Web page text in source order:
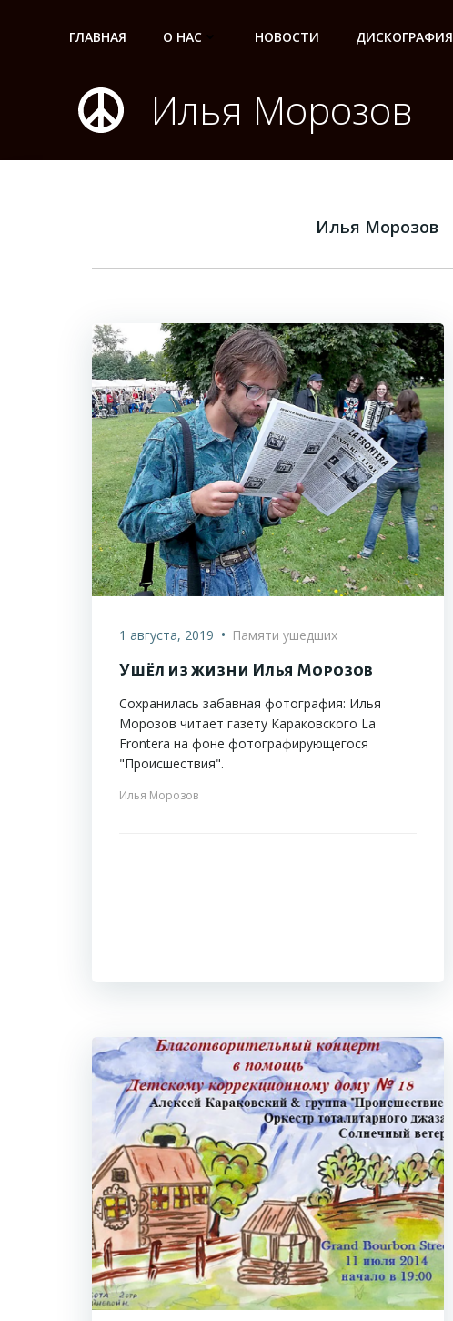
ГЛАВНАЯ О НАС НОВОСТИ ДИСКОГРАФИЯ
Илья Морозов
Илья Морозов
1 августа, 2019 • Памяти ушедших
Ушёл из жизни Илья Морозов
Сохранилась забавная фотография: Илья
Морозов читает газету Караковского La
Frontera на фоне фотографирующегося
"Происшествия".
Илья Морозов